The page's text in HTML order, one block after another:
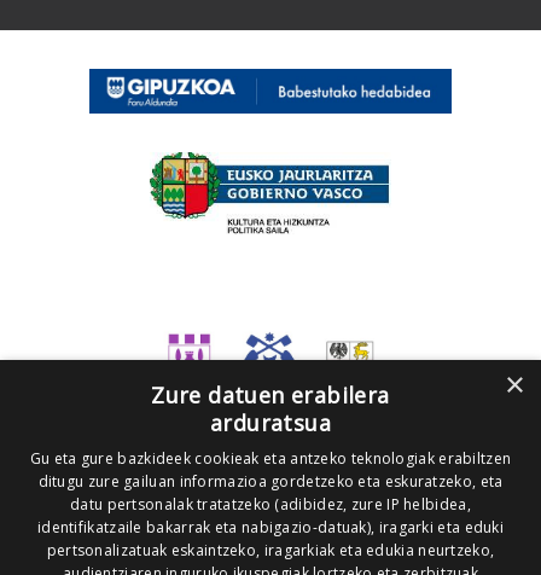
×
Zure datuen erabilera
arduratsua
Gu eta gure bazkideek cookieak eta antzeko teknologiak erabiltzen
ditugu zure gailuan informazioa gordetzeko eta eskuratzeko, eta
datu pertsonalak tratatzeko (adibidez, zure IP helbidea,
identifikatzaile bakarrak eta nabigazio-datuak), iragarki eta eduki
pertsonalizatuak eskaintzeko, iragarkiak eta edukia neurtzeko,